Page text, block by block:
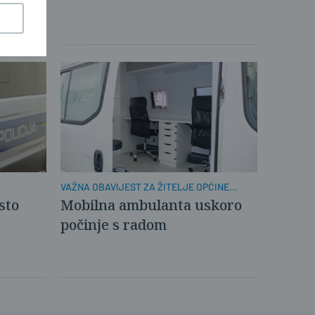
VAŽNA OBAVIJEST ZA ŽITELJE OPĆINE
KLAKAR
Mobilna ambulanta uskoro
počinje s radom